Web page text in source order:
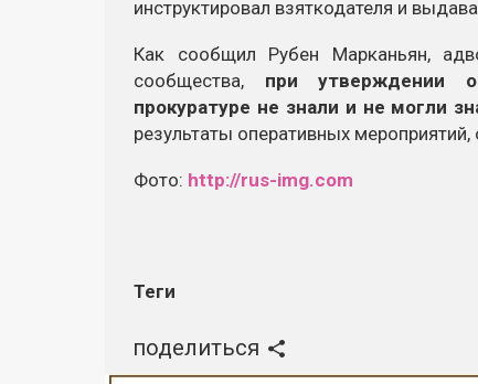
инструктировал взяткодателя и
Как сообщил Рубен Марканьян,
сообщества, при утверждении
прокуратуре не знали и не могли
результаты оперативных
Фото: http://rus-img.com
Теги
поделиться